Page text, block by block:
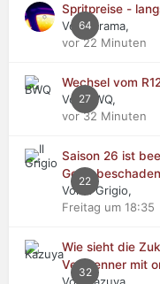
64
Spritpreise -
Von Jarama,
vor 22 Minuten
27
Wechsel vom
Von BWQ,
vor 32 Minuten
22
Saison 26 ist
Getriebeschaden
Von Il Grigio,
Freitag um 18:35
32
Wie sieht die
Verbrenner mit
Von Kazuya,